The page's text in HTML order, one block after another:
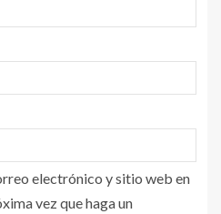
electrónico y sitio web en
vez que haga un